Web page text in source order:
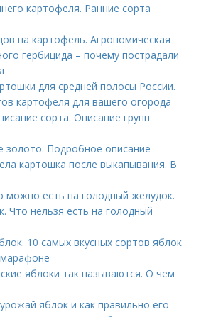
картофеля. Ранние сорта
на картофель. Агрономическая
гербицида – почему пострадали
для средней полосы России.
картофеля для вашего огорода
сорта. Описание групп
золото. Подробное описание
картошка после выкапывания. В
можно есть на голодный желудок.
Что нельзя есть на голодный
10 самых вкусных сортов яблок
яблоки так называются. О чем
яблок и как правильно его